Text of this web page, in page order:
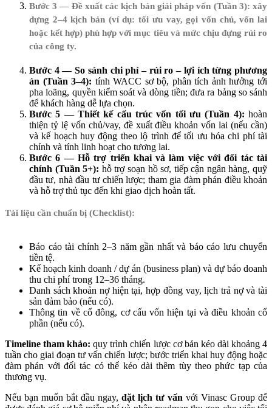
Bước 3 — Đề xuất các kịch bản giải pháp vốn (Tuần 3): xây
dựng 2–4 kịch bản (ví dụ: tối ưu vay, gọi vốn chủ, vốn lai
hoặc kết hợp) phù hợp với mục tiêu và mức chịu đựng rủi ro
của công ty.
Bước 4 — So sánh chi phí – rủi ro – lợi ích từng phương
án (Tuần 3–4): tính WACC sơ bộ, phân tích ảnh hưởng tới
pha loãng, quyền kiểm soát và dòng tiền; đưa ra bảng so sánh
để khách hàng dễ lựa chọn.
Bước 5 — Thiết kế cấu trúc vốn tối ưu (Tuần 4): hoàn
thiện tỷ lệ vốn chủ/vay, đề xuất điều khoản vốn lai (nếu cần)
và kế hoạch huy động theo lộ trình để tối ưu hóa chi phí tài
chính và tính linh hoạt cho tương lai.
Bước 6 — Hỗ trợ triển khai và làm việc với đối tác tài
chính (Tuần 5+): hỗ trợ soạn hồ sơ, tiếp cận ngân hàng, quỹ
đầu tư, nhà đầu tư chiến lược; tham gia đàm phán điều khoản
và hỗ trợ thủ tục đến khi giao dịch hoàn tất.
Tài liệu cần chuẩn bị (Checklist):
Báo cáo tài chính 2–3 năm gần nhất và báo cáo lưu chuyển
tiền tệ.
Kế hoạch kinh doanh / dự án (business plan) và dự báo doanh
thu chi phí trong 12–36 tháng.
Danh sách khoản nợ hiện tại, hợp đồng vay, lịch trả nợ và tài
sản đảm bảo (nếu có).
Thông tin về cổ đông, cơ cấu vốn hiện tại và điều khoản cổ
phần (nếu có).
Timeline tham khảo: quy trình chiến lược cơ bản kéo dài khoảng 4
tuần cho giai đoạn tư vấn chiến lược; bước triển khai huy động hoặc
đàm phán với đối tác có thể kéo dài thêm tùy theo phức tạp của
thương vụ.
Nếu bạn muốn bắt đầu ngay, đặt lịch tư vấn với Vinasc Group để